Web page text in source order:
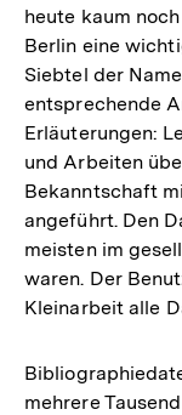
heute kaum
Berlin eine
Siebtel der
entsprechende
Erläuterungen:
und Arbeiten
Bekanntschaft
angeführt. Den
meisten im
waren. Der
Kleinarbeit alle
mehrere